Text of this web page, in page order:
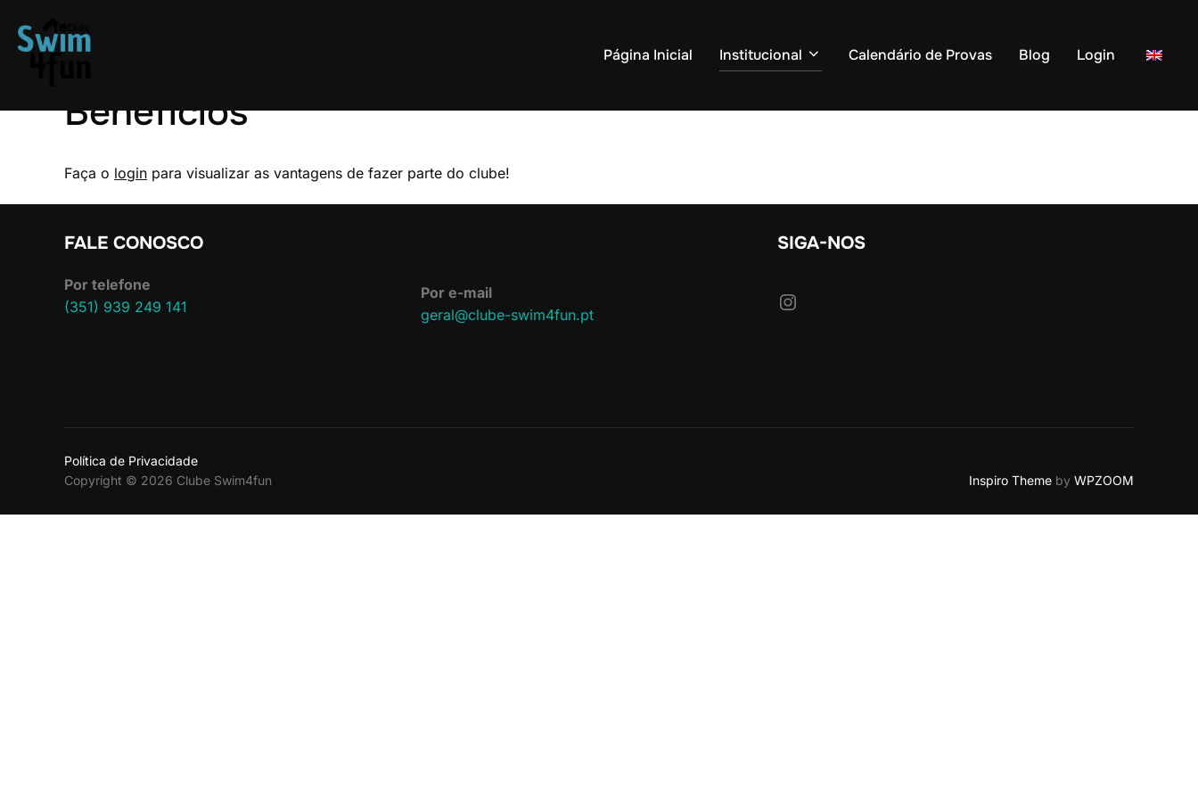
Página Inicial Institucional Calendário de Provas Blog Login
Benefícios
Faça o login para visualizar as vantagens de fazer parte do clube!
FALE CONOSCO
Por telefone
(351) 939 249 141
Por e-mail
geral@clube-swim4fun.pt
SIGA-NOS
Instagram
Política de Privacidade
Copyright © 2026 Clube Swim4fun
Inspiro Theme by WPZOOM